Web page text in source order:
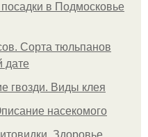
в Подмосковье
Сорта тюльпанов
дате
гвозди. Виды клея
насекомого
Здоровье